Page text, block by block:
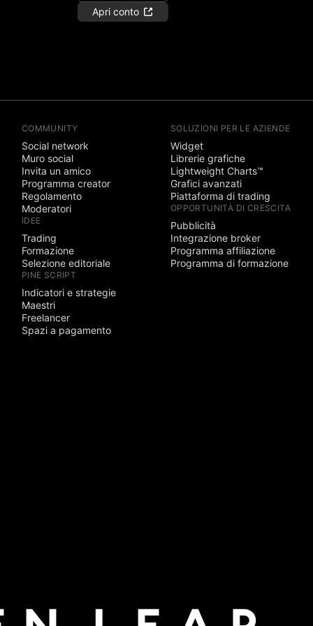
Apri conto
COMMUNITY
Social network
Muro social
Invita un amico
Programma creator
Regolamento
Moderatori
IDEE
Trading
Formazione
Selezione editoriale
PINE SCRIPT
Indicatori e strategie
Maestri
Freelancer
Spazi a pagamento
SOLUZIONI PER LE AZIENDE
Widget
Librerie grafiche
Lightweight Charts™
Grafici avanzati
Piattaforma di trading
OPPORTUNITÀ DI CRESCITA
Pubblicità
Integrazione broker
Programma affiliazione
Programma di formazione